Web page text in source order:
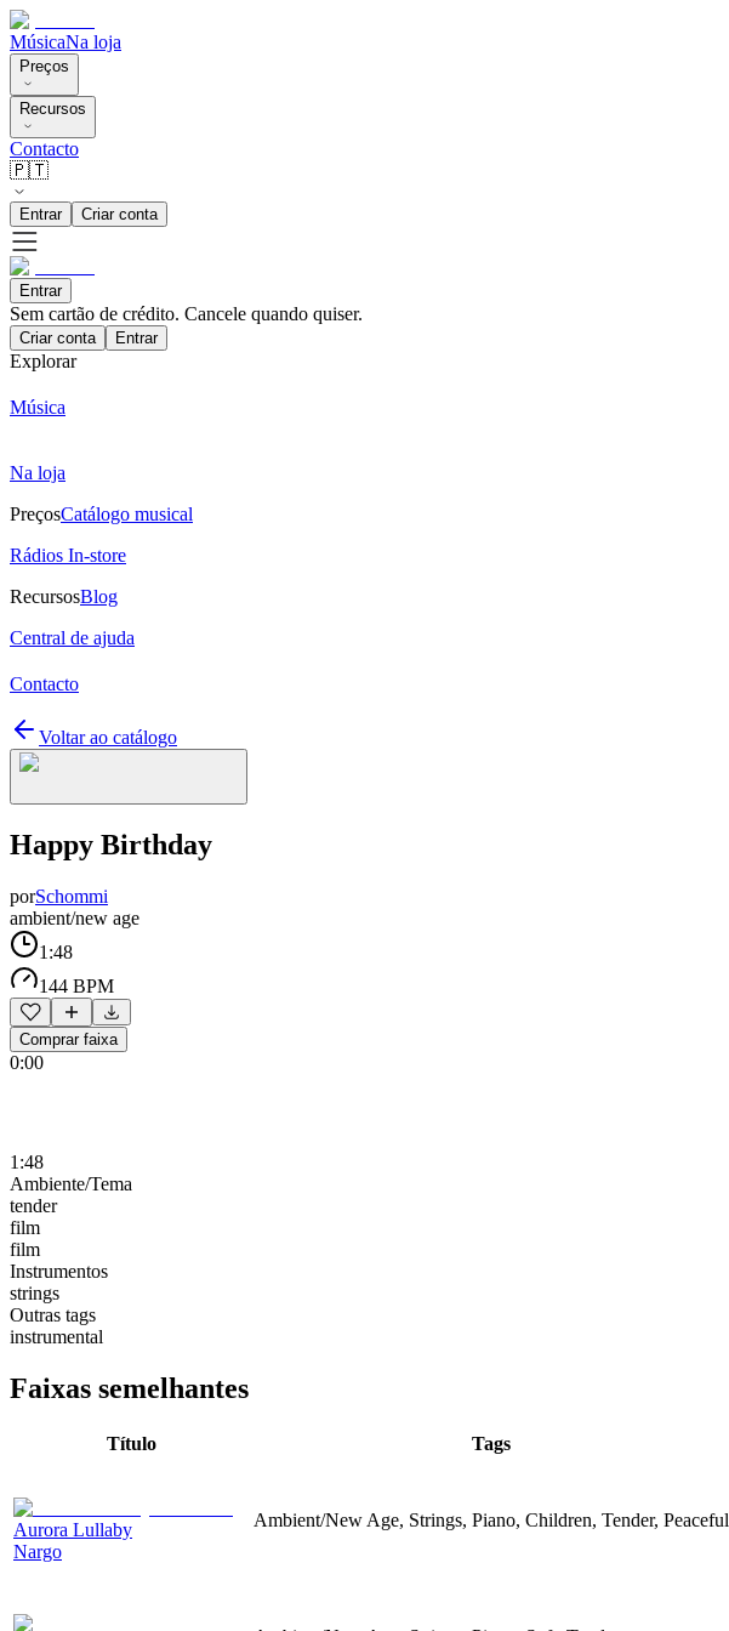
MúsicaNa loja
Preços
Recursos
Contacto
🇵🇹
Entrar Criar conta
Entrar
Sem cartão de crédito. Cancele quando quiser.
Criar conta Entrar
Explorar
Música
Na loja
PreçosCatálogo musical
Rádios In-store
RecursosBlog
Central de ajuda
Contacto
Voltar ao catálogo
Happy Birthday
porSchommi
ambient/new age
1:48
144 BPM
Comprar faixa
0:00
1:48
Ambiente/Tema
tender
film
film
Instrumentos
strings
Outras tags
instrumental
Faixas semelhantes
Título Tags
Aurora Lullaby
Nargo
Ambient/New Age, Strings, Piano, Children, Tender, Peaceful